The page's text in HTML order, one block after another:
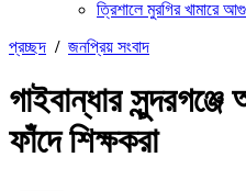
ত্রিশালে মুরগির খামারে
প্রচ্ছদ / জনপ্রিয় সংবাদ
গাইবান্ধার
ফাঁদে শিক্ষকরা